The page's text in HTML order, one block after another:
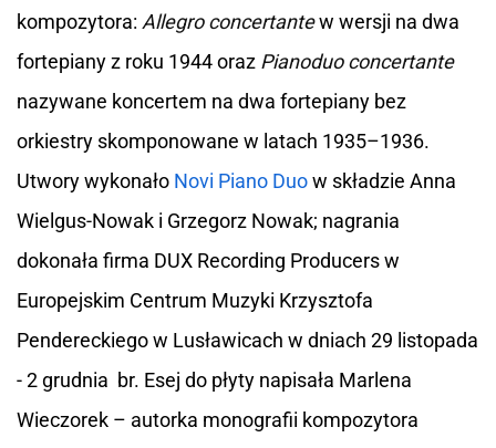
kompozytora: Allegro concertantew wersji na dwa
fortepiany z roku 1944 oraz Pianoduo concertante
nazywane koncertem na dwa fortepiany bez
orkiestry skomponowane w latach 1935–1936.
Utwory wykonało Novi Piano Duow składzie Anna
Wielgus-Nowak i Grzegorz Nowak; nagrania
dokonała firma DUX Recording Producers w
Europejskim Centrum Muzyki Krzysztofa
Pendereckiego w Lusławicach w dniach 29 listopada
- 2 grudnia br. Esej do płyty napisała Marlena
Wieczorek – autorka monografii kompozytora